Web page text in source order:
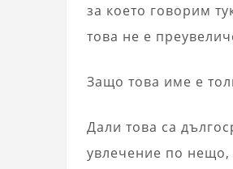
за което говорим
това не е
Защо това име е
Дали това са
увлечение по нещо,